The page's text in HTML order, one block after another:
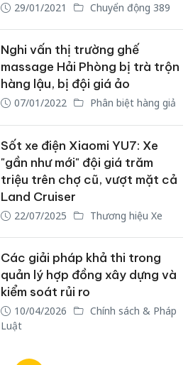
29/01/2021 Chuyển động 389
Nghi vấn thị trường ghế
massage Hải Phòng bị trà trộn
hàng lậu, bị đội giá ảo
07/01/2022 Phân biệt hàng giả
Sốt xe điện Xiaomi YU7: Xe
"gần như mới" đội giá trăm
triệu trên chợ cũ, vượt mặt cả
Land Cruiser
22/07/2025 Thương hiệu Xe
Các giải pháp khả thi trong
quản lý hợp đồng xây dựng và
kiểm soát rủi ro
10/04/2026
Chính sách & Pháp
Luật